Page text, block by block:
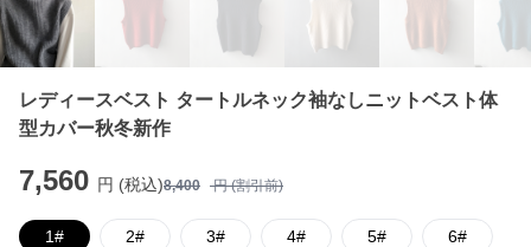
レディースベスト タートルネック袖なしニットベスト体
型カバー秋冬新作
7,560 円 (税込)8,400 円 (割引前)
1# 2# 3# 4# 5# 6#